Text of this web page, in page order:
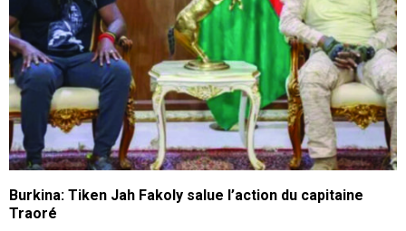
Burkina: Tiken Jah Fakoly salue l’action du capitaine
Traoré